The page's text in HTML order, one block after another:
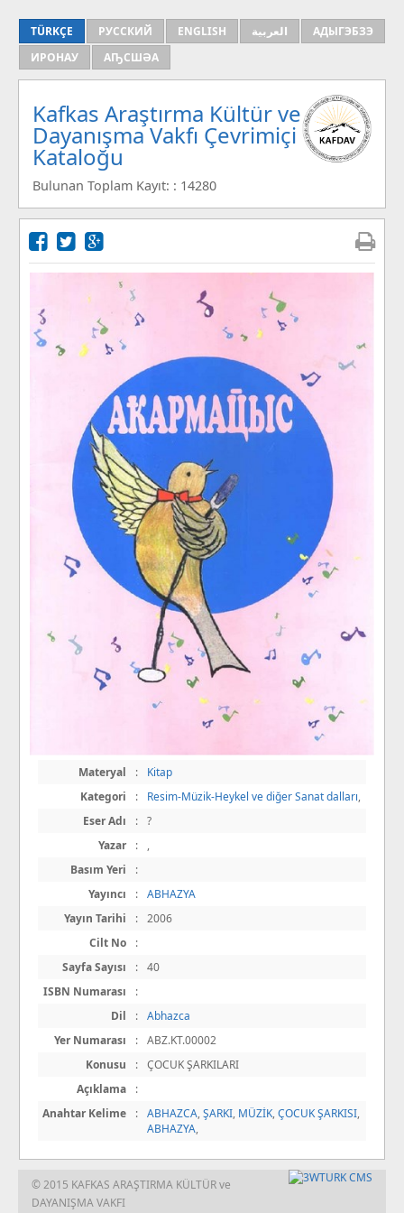
TÜRKÇE РУССКИЙ ENGLISH العربية
АДЫГЭБЗЭ
ИРОНАУ
АҦСШӘА
Kafkas Araştırma Kültür ve
Dayanışma Vakfı Çevrimiçi
Kataloğu
Bulunan Toplam Kayıt: : 14280
Materyal :
Kitap
Kategori
: Resim-Müzik-Heykel ve diğer Sanat dalları,
Eser Adı
: ?
Yazar
:
,
Basım Yeri
:
Yayıncı
: ABHAZYA
Yayın Tarihi
: 2006
Cilt No
:
Sayfa Sayısı
: 40
ISBN Numarası
:
Dil
: Abhazca
Yer Numarası
: ABZ.KT.00002
Konusu
: ÇOCUK ŞARKILARI
Açıklama
:
Anahtar Kelime
: ABHAZCA,ŞARKI, MÜZİK,ÇOCUK ŞARKISI,
ABHAZYA,
© 2015 KAFKAS ARAŞTIRMA KÜLTÜR ve
DAYANIŞMA VAKFI